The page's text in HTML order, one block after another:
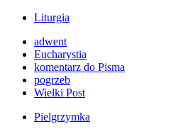
Liturgia
adwent
Eucharystia
komentarz do Pisma
pogrzeb
Wielki Post
Pielgrzymka